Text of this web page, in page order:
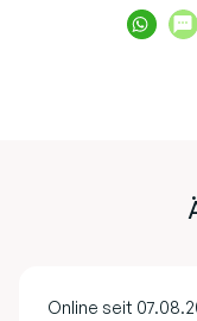
Online seit